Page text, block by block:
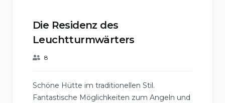
Die Residenz des
Leuchtturmwärters
8
Schöne Hütte im traditionellen Stil.
Fantastische Möglichkeiten zum Angeln und